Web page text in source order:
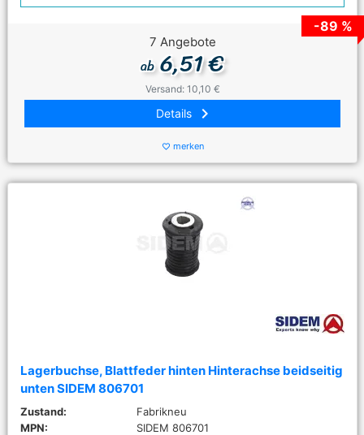
-89 %
7 Angebote
ab6,51 €
Versand: 10,10 €
Details keyboard_arrow_right
favorite_border merken
Lagerbuchse, Blattfeder hinten Hinterachse beidseitig
unten SIDEM 806701
Zustand:
Fabrikneu
MPN:
SIDEM 806701